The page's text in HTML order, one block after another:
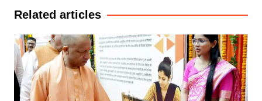
Related articles